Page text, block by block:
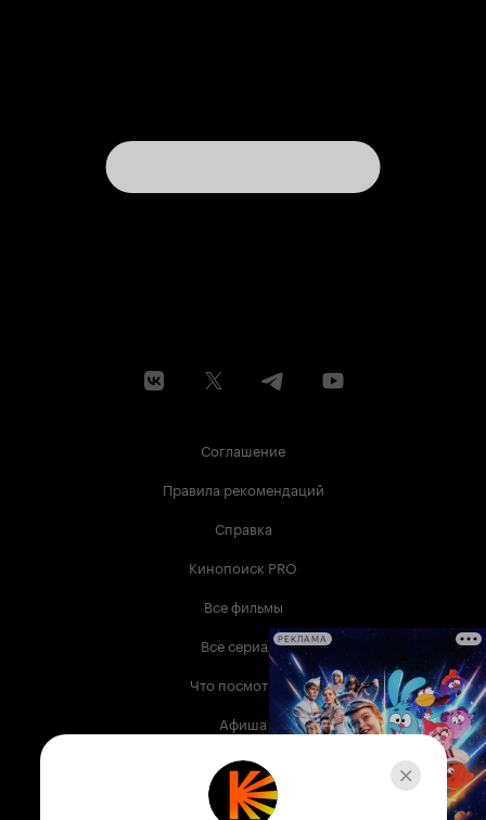
Соглашение
Правила рекомендаций
Справка
Кинопоиск PRO
Все фильмы
Все сериалы
Что посмотреть
Афиша
Музыка
Телепрограмма
РЕКЛАМА